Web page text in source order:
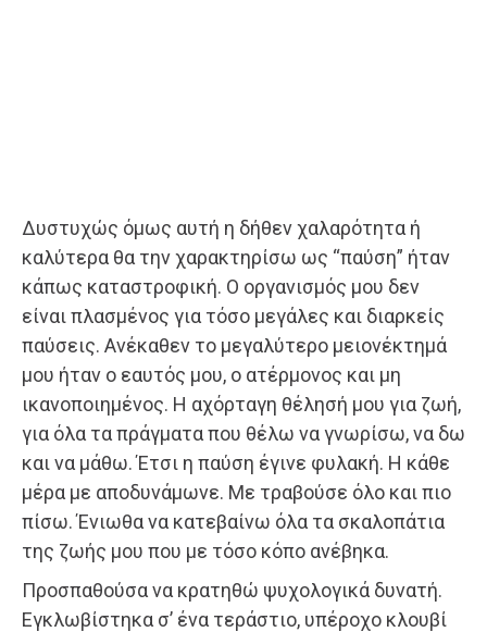
Δυστυχώς όμως αυτή η δήθεν χαλαρότητα ή
καλύτερα θα την χαρακτηρίσω ως “παύση” ήταν
κάπως καταστροφική. Ο οργανισμός μου δεν
είναι πλασμένος για τόσο μεγάλες και διαρκείς
παύσεις. Ανέκαθεν το μεγαλύτερο μειονέκτημά
μου ήταν ο εαυτός μου, ο ατέρμονος και μη
ικανοποιημένος. Η αχόρταγη θέλησή μου για ζωή,
για όλα τα πράγματα που θέλω να γνωρίσω, να δω
και να μάθω. Έτσι η παύση έγινε φυλακή. Η κάθε
μέρα με αποδυνάμωνε. Με τραβούσε όλο και πιο
πίσω. Ένιωθα να κατεβαίνω όλα τα σκαλοπάτια
της ζωής μου που με τόσο κόπο ανέβηκα.
Προσπαθούσα να κρατηθώ ψυχολογικά δυνατή.
Εγκλωβίστηκα σ’ ένα τεράστιο, υπέροχο κλουβί